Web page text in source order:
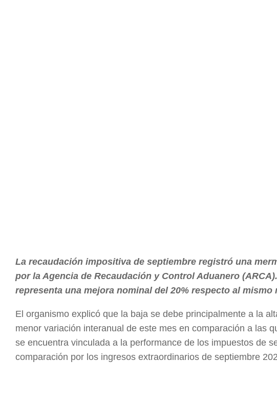
La recaudación impositiva de septiembre registró una
por la Agencia de Recaudación y Control Aduanero
representa una mejora nominal del 20% respecto al mismo
El organismo explicó que la baja se debe principalmente a la
menor variación interanual de este mes en comparación a las
se encuentra vinculada a la performance de los impuestos de
comparación por los ingresos extraordinarios de septiembre